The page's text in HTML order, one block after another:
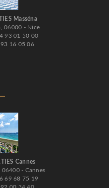
Masséna
06000 - Nice
93 01 50 00
93 16 05 06
Cannes
06400 - Cannes
69 68 75 19